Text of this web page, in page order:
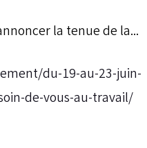
la tenue de la...
du-19-au-23-juin-
de-vous-au-travail/